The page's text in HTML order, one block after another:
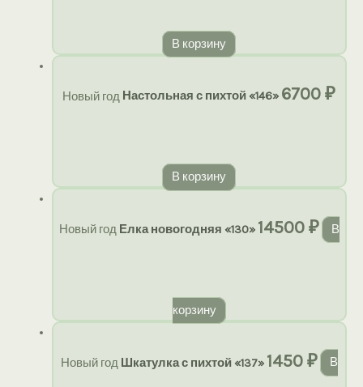
В корзину
Новый год Настольная с пихтой «146» 6700₽
В корзину
Новый год Елка новогодняя «130» 14500₽ В
корзину
Новый год Шкатулка с пихтой «137» 1450₽ В